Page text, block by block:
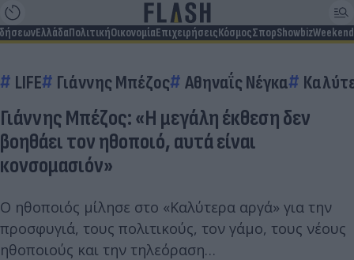
ΕλλάδαΠολιτικήΟικονομίαΕπιχειρήσειςΚόσμοςΣπορShowbizWeekend
LIFE Γιάννης Μπέζος Αθηναΐς Νέγκα
Γιάννης Μπέζος: «Η μεγάλη έκθεση δεν
βοηθάει τον ηθοποιό, αυτά είναι
κονσομασιόν»
Ο ηθοποιός μίλησε στο «Καλύτερα αργά» για την
προσφυγιά, τους πολιτικούς, τον γάμο, τους νέους
ηθοποιούς και την τηλεόραση…